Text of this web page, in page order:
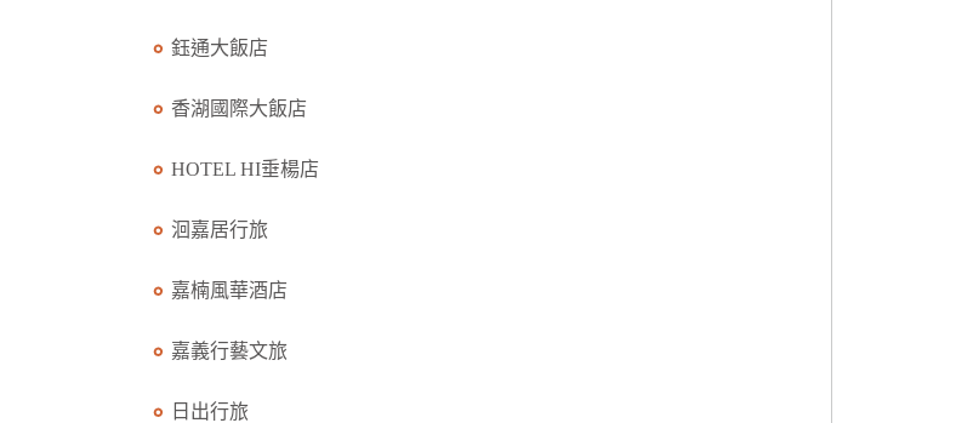
鈺通大飯店
香湖國際大飯店
HOTEL HI垂楊店
洄嘉居行旅
嘉楠風華酒店
嘉義行藝文旅
日出行旅